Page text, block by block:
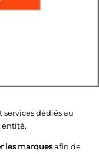
services dédiés au
entité.
les marquesafin de